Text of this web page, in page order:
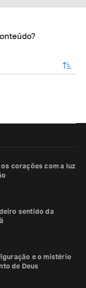
enviar
corações com a luz
sentido da
e o mistério
de Deus